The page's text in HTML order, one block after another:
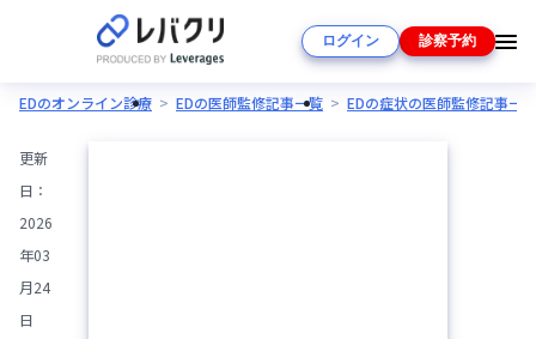
ログイン 診察予約
EDのオンライン診療 EDの医師監修記事一覧 EDの症状の医師監修記事一覧
更新
日：
2026
年03
月24
日